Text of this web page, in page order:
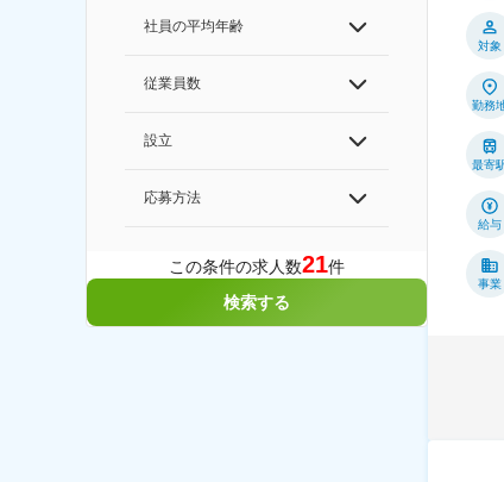
社員の平均年齢
従業員数
設立
応募方法
この条件の求人数21件
検索する
対象
勤務
最寄
給与
事業